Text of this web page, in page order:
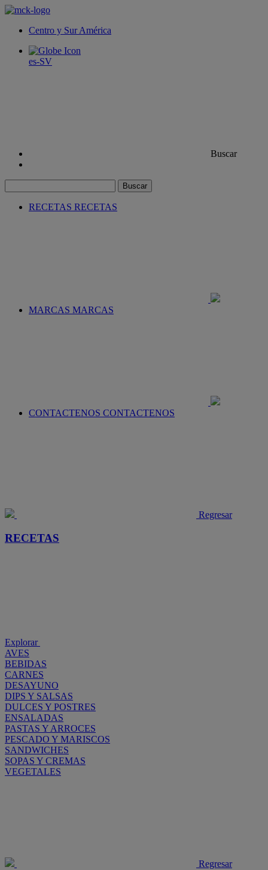
Centro y Sur América
es-SV
Buscar
Buscar
RECETAS RECETAS
MARCAS MARCAS
CONTACTENOS CONTACTENOS
Regresar
RECETAS
Explorar
AVES
BEBIDAS
CARNES
DESAYUNO
DIPS Y SALSAS
DULCES Y POSTRES
ENSALADAS
PASTAS Y ARROCES
PESCADO Y MARISCOS
SANDWICHES
SOPAS Y CREMAS
VEGETALES
Regresar